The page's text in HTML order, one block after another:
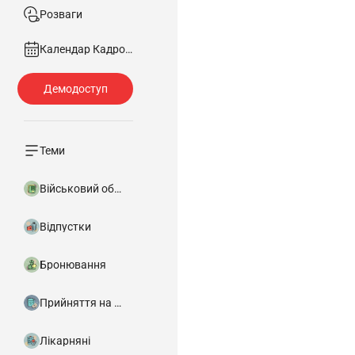
Розваги
Календар Кадровика
Теми
Військовий облік
Відпустки
Бронювання
Прийняття на роботу
Лікарняні